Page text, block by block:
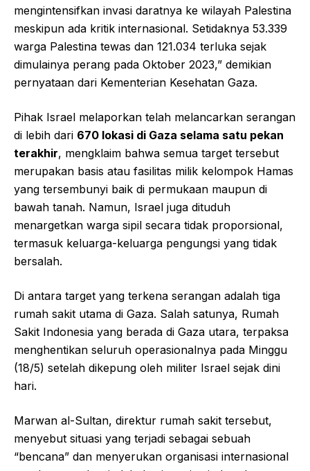
mengintensifkan invasi daratnya ke wilayah Palestina
meskipun ada kritik internasional. Setidaknya 53.339
warga Palestina tewas dan 121.034 terluka sejak
dimulainya perang pada Oktober 2023,” demikian
pernyataan dari Kementerian Kesehatan Gaza.
Pihak Israel melaporkan telah melancarkan serangan
di lebih dari 670 lokasi di Gaza selama satu pekan
terakhir, mengklaim bahwa semua target tersebut
merupakan basis atau fasilitas milik kelompok Hamas
yang tersembunyi baik di permukaan maupun di
bawah tanah. Namun, Israel juga dituduh
menargetkan warga sipil secara tidak proporsional,
termasuk keluarga-keluarga pengungsi yang tidak
bersalah.
Di antara target yang terkena serangan adalah tiga
rumah sakit utama di Gaza. Salah satunya, Rumah
Sakit Indonesia yang berada di Gaza utara, terpaksa
menghentikan seluruh operasionalnya pada Minggu
(18/5) setelah dikepung oleh militer Israel sejak dini
hari.
Marwan al-Sultan, direktur rumah sakit tersebut,
menyebut situasi yang terjadi sebagai sebuah
“bencana” dan menyerukan organisasi internasional